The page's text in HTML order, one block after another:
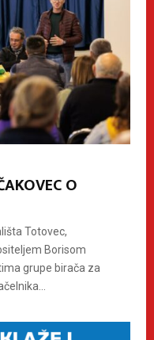
O
Totovec,
Borisom
grupe birača za